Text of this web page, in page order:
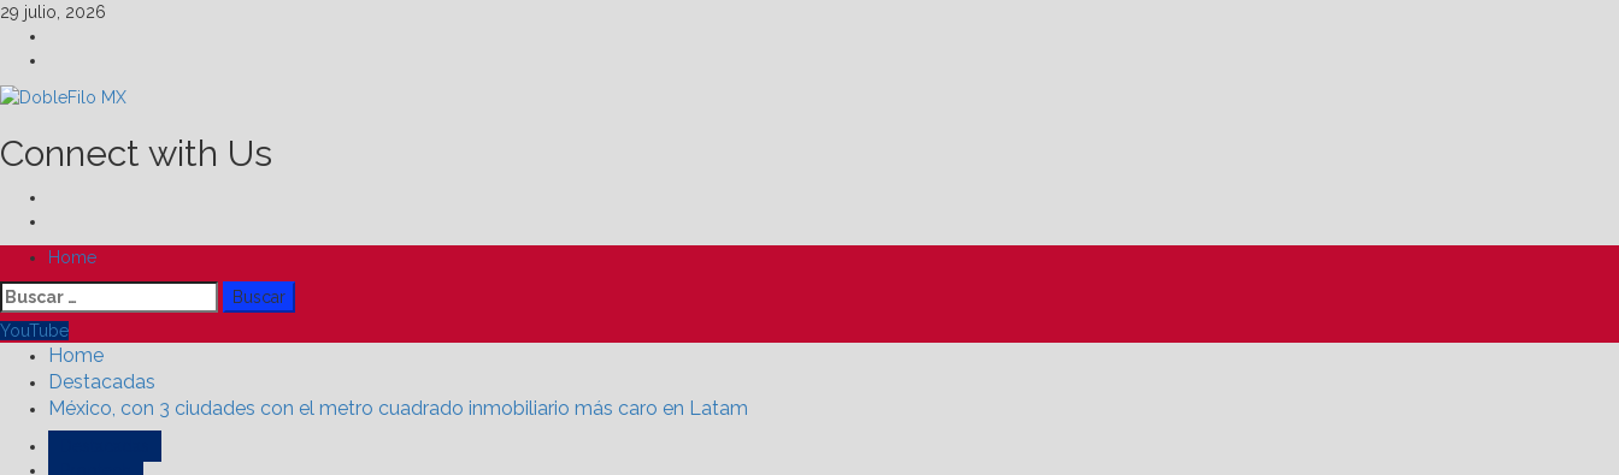
Skip
content
29 julio, 2026
Connect with Us
Primary
Menu
Home
Buscar:
YouTube
Home
Destacadas
México, con 3 ciudades con el metro cuadrado inmobiliario más caro en Latam